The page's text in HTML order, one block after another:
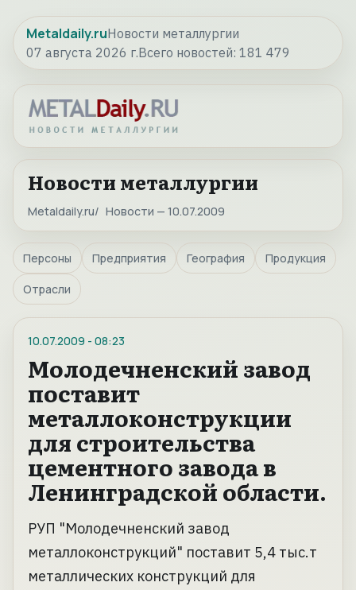
Metaldaily.ruНовости металлургии
07 августа 2026 г.Всего новостей: 181 479
Новости металлургии
Metaldaily.ru Новости — 10.07.2009
Персоны Предприятия География Продукция
Отрасли
10.07.2009 - 08:23
Молодечненский завод
поставит
металлоконструкции
для строительства
цементного завода в
Ленинградской области.
РУП "Молодечненский завод
металлоконструкций" поставит 5,4 тыс.т
металлических конструкций для